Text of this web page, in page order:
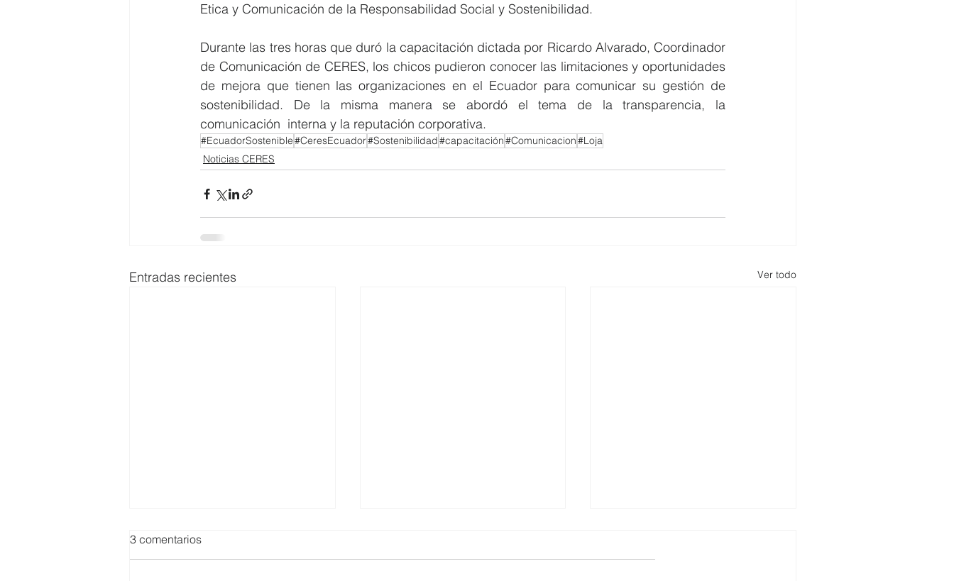
Etica y Comunicación de la Responsabilidad Social y Sostenibilidad.
Durante las tres horas que duró la capacitación dictada por Ricardo Alvarado, Coordinador
de Comunicación de CERES, los chicos pudieron conocer las limitaciones y oportunidades
de mejora que tienen las organizaciones en el Ecuador para comunicar su gestión de
sostenibilidad. De la misma manera se abordó el tema de la transparencia, la
comunicación  interna y la reputación corporativa.
#EcuadorSostenible#CeresEcuador#Sostenibilidad#capacitación#Comunicacion#Loja
Noticias CERES
Entradas recientes Ver todo
3 comentarios